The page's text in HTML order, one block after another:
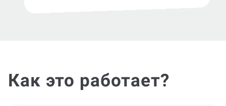
Как это работает?